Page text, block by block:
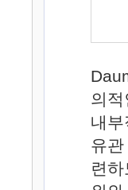
의
내
유
련